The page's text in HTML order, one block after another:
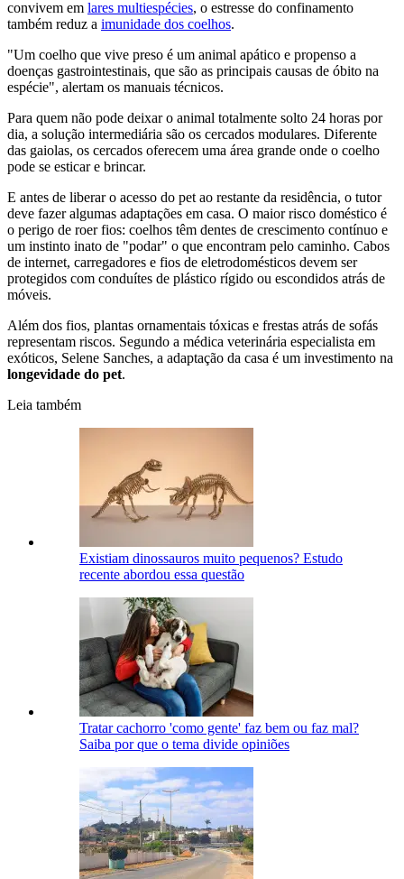
convivem em lares multiespécies, o estresse do confinamento
também reduz a imunidade dos coelhos.
"Um coelho que vive preso é um animal apático e propenso a
doenças gastrointestinais, que são as principais causas de óbito na
espécie", alertam os manuais técnicos.
Para quem não pode deixar o animal totalmente solto 24 horas por
dia, a solução intermediária são os cercados modulares. Diferente
das gaiolas, os cercados oferecem uma área grande onde o coelho
pode se esticar e brincar.
E antes de liberar o acesso do pet ao restante da residência, o tutor
deve fazer algumas adaptações em casa. O maior risco doméstico é
o perigo de roer fios: coelhos têm dentes de crescimento contínuo e
um instinto inato de "podar" o que encontram pelo caminho. Cabos
de internet, carregadores e fios de eletrodomésticos devem ser
protegidos com conduítes de plástico rígido ou escondidos atrás de
móveis.
Além dos fios, plantas ornamentais tóxicas e frestas atrás de sofás
representam riscos. Segundo a médica veterinária especialista em
exóticos, Selene Sanches, a adaptação da casa é um investimento na
longevidade do pet.
Leia também
Existiam dinossauros muito pequenos? Estudo
recente abordou essa questão
Tratar cachorro 'como gente' faz bem ou faz mal?
Saiba por que o tema divide opiniões